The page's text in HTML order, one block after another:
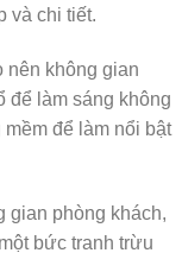
và chi tiết.
nên không gian
để làm sáng không
để làm nổi bật
gian phòng khách,
bức tranh trừu